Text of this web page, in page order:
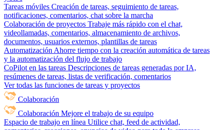
Tareas móviles Creación de tareas, seguimiento de tareas,
notificaciones, comentarios, chat sobre la marcha
Colaboración de proyectos Trabaje más rápido con el chat,
videollamadas, comentarios, almacenamiento de archivos,
documentos, usuarios externos, plantillas de tareas
Automatización Ahorre tiempo con la creación automática de tareas
y la automatización del flujo de trabajo
CoPilot en las tareas Descripciones de tareas generadas por IA,
resúmenes de tareas, listas de verificación, comentarios
Ver todas las funciones de tareas y proyectos
Colaboración
Colaboración Mejore el trabajo de su equipo
Espacio de trabajo en línea Utilice chat, feed de actividad,